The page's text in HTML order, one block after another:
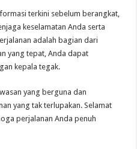
terkini sebelum berangkat,
keselamatan Anda serta
adalah bagian dari
yang tepat, Anda dapat
kepala tegak.
yang berguna dan
yang tak terlupakan. Selamat
perjalanan Anda penuh